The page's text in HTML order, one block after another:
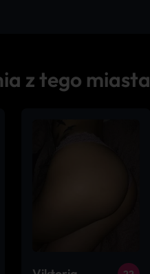
z tego miasta